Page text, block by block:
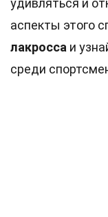
удивляться и
аспекты этого
лакросса и
среди